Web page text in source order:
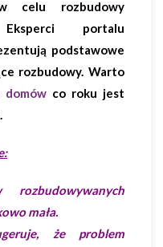
celu rozbudowy
portalu
podstawowe
rozbudowy. Warto
domówco roku jest
mała.
że problem